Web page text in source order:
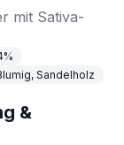
mit Sativa-
Sandelholz
&